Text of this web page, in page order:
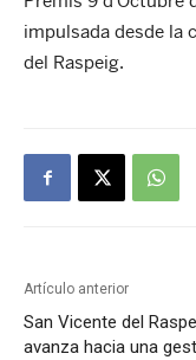
impulsada desde la
del Raspeig.
Artículo anterior
San Vicente del
avanza hacia una